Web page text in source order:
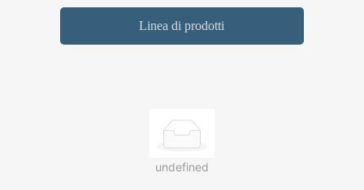
Linea di prodotti
undefined